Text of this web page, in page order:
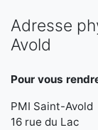
Adresse
Avold
Pour vous
PMI Saint-Avold
16 rue du Lac